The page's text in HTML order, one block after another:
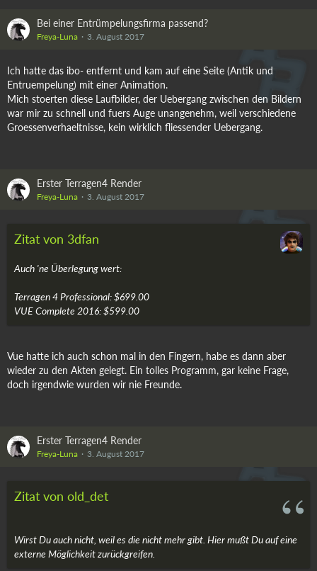
Bei einer Entrümpelungsfirma passend?
Freya-Luna 3. August 2017
Ich hatte das ibo- entfernt und kam auf eine Seite (Antik und
Entruempelung) mit einer Animation.
Mich stoerten diese Laufbilder, der Uebergang zwischen den Bildern
war mir zu schnell und fuers Auge unangenehm, weil verschiedene
Groessenverhaeltnisse, kein wirklich fliessender Uebergang.
Erster Terragen4 Render
Freya-Luna 3. August 2017
Zitat von 3dfan
Auch 'ne Überlegung wert:
Terragen 4 Professional: $699.00
VUE Complete 2016: $599.00
Vue hatte ich auch schon mal in den Fingern, habe es dann aber
wieder zu den Akten gelegt. Ein tolles Programm, gar keine Frage,
doch irgendwie wurden wir nie Freunde.
Erster Terragen4 Render
Freya-Luna 3. August 2017
Zitat von old_det
Wirst Du auch nicht, weil es die nicht mehr gibt. Hier mußt Du auf eine
externe Möglichkeit zurückgreifen.